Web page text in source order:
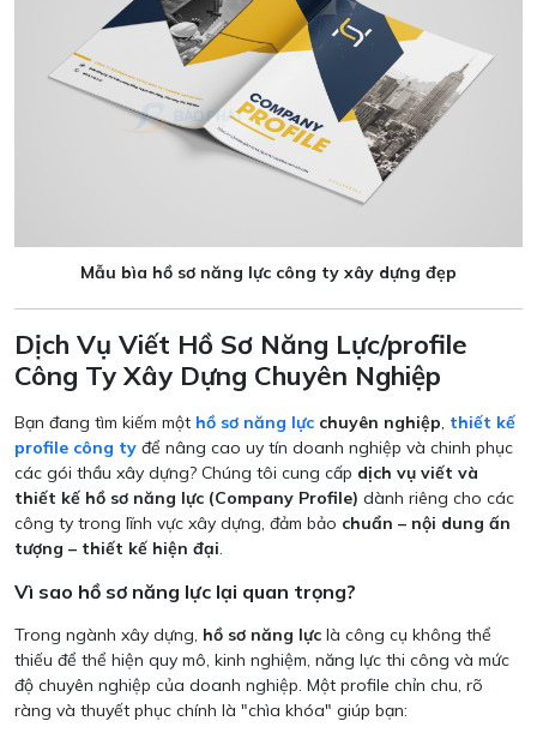
Mẫu bìa hồ sơ năng lực công ty xây dựng đẹp
Dịch Vụ Viết Hồ Sơ Năng Lực/profile
Công Ty Xây Dựng Chuyên Nghiệp
Bạn đang tìm kiếm một hồ sơ năng lực chuyên nghiệp thiết kế
profile công ty để nâng cao uy tín doanh nghiệp và chinh phục
các gói thầu xây dựng? Chúng tôi cung cấp dịch vụ viết và
thiết kế hồ sơ năng lực (Company Profile) dành riêng cho các
công ty trong lĩnh vực xây dựng, đảm bảo chuẩn – nội dung ấn
tượng – thiết kế hiện đại
Vì sao hồ sơ năng lực lại quan trọng?
Trong ngành xây dựng, hồ sơ năng lực là công cụ không thể
thiếu để thể hiện quy mô, kinh nghiệm, năng lực thi công và mức
độ chuyên nghiệp của doanh nghiệp. Một profile chỉn chu, rõ
ràng và thuyết phục chính là "chìa khóa" giúp bạn: